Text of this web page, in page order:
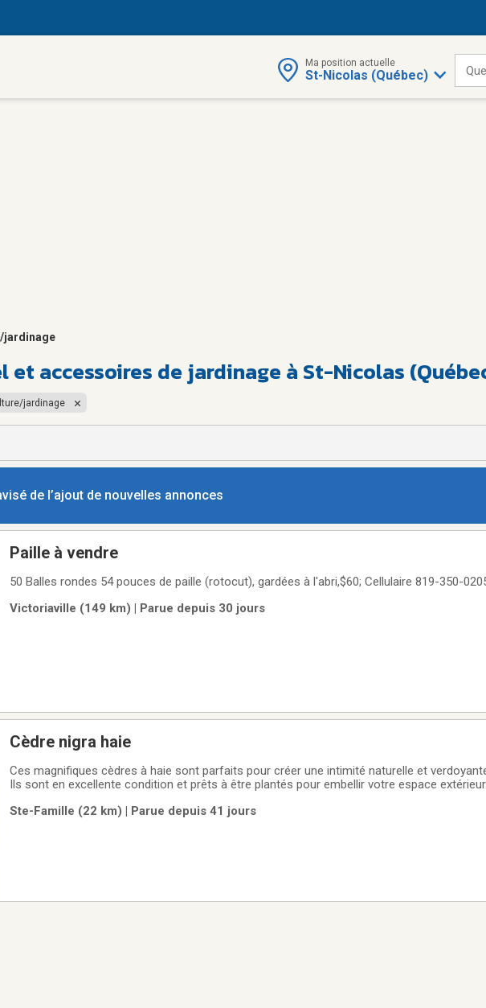
Ma position actuelle
St-Nicolas (Québec)
jardinage
et accessoires de jardinage à St-Nicolas
jardinage
de l’ajout de nouvelles annonces
Paille à vendre
50 Balles rondes 54 pouces de paille (rotocut), gardées à l'abri,$60; Cellulaire 819-350-
Victoriaville (149 km) | Parue depuis 30 jours
Cèdre nigra haie
Ces magnifiques cèdres à haie sont parfaits pour créer une intimité naturelle et
Ils sont en excellente condition et prêts à être plantés pour embellir votre espace
verdure luxuriante,
Ste-Famille (22 km) | Parue depuis 41 jours